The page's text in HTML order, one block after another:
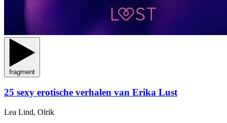
fragment
25 sexy erotische verhalen van Erika Lust
Lea Lind, Olrik